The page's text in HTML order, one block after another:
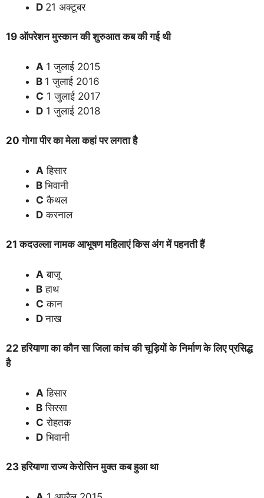
D 21 अक्टूबर
19 ऑपरेशन मुस्कान की शुरुआत कब की गई थी
A 1 जुलाई 2015
B 1 जुलाई 2016
C 1 जुलाई 2017
D 1 जुलाई 2018
20 गोगा पीर का मेला कहां पर लगता है
A हिसार
Bभिवानी
C कैथल
D करनाल
21 कदउल्ला नामक आभूषण महिलाएं किस अंग में पहनती हैं
A बाजू
B हाथ
C कान
Dनाख
22 हरियाणा का कौन सा जिला कांच की चूड़ियों के निर्माण के लिए प्रसिद्ध
है
A हिसार
B सिरसा
C रोहतक
D भिवानी
23 हरियाणा राज्य केरोसिन मुक्त कब हुआ था